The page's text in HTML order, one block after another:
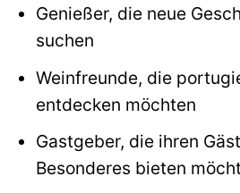
Genießer, die neue
suchen
Weinfreunde, die
entdecken möchten
Gastgeber, die ihren
Besonderes bieten